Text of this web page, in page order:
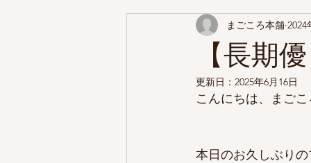
【長期
まごころ本舗 2024
更新日： 2025年6月16日
こんにちは、まごこ
本日のお久しぶりの